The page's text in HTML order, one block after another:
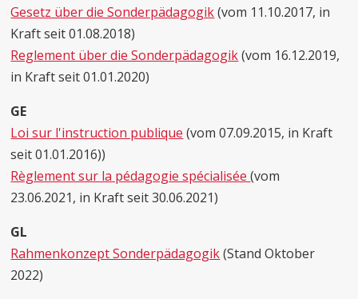
Gesetz über die Sonderpädagogik(vom 11.10.2017, in
Kraft seit 01.08.2018)
Reglement über die Sonderpädagogik(vom 16.12.2019,
in Kraft seit 01.01.2020)
GE
Loi sur l'instruction publique (vom 07.09.2015, in Kraft
seit 01.01.2016))
Règlement sur la pédagogie spécialisée(vom
23.06.2021, in Kraft seit 30.06.2021)
GL
Rahmenkonzept Sonderpädagogik(Stand Oktober
2022)